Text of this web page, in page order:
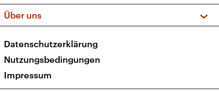
Apps
Newsletter
Veranstaltungen
Social Media
Über uns
Presse
Karriere
Transparenz
Datenschutzerklärung
Nutzungsbedingungen
Impressum